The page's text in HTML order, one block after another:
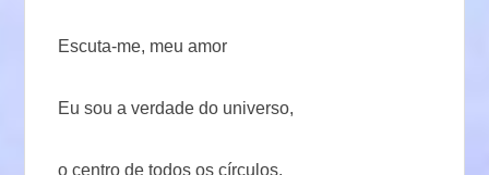
Escuta-me, meu amor
Eu sou a verdade do universo,
o centro de todos os círculos.